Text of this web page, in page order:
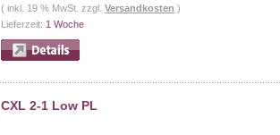
( inkl. 19 % MwSt. zzgl. Versandkosten )
Lieferzeit: 1 Woche
CXL 2-1 Low PL